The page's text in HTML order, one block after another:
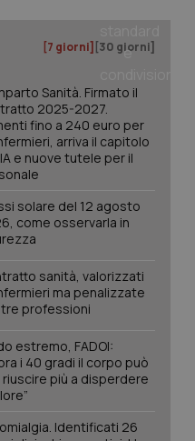
[7 giorni] [30 giorni]
Sanità. Firmato il
2025-2027.
fino a 240 euro per
arriva il capitolo
e nuove tutele per il
solare del 12 agosto
come osservarla in
sanità, valorizzati
ma penalizzate
professioni
estremo, FADOI:
i 40 gradi il corpo può
riuscire più a disperdere
Identificati 26